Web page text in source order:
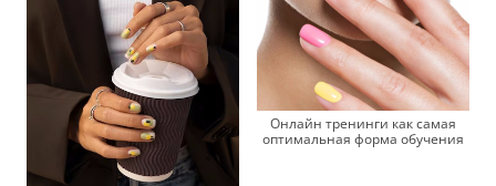
Онлайн тренинги как самая
оптимальная форма обучения